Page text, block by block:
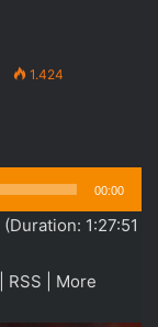
1.424
00:00
(Duration: 1:27:51
RSS More